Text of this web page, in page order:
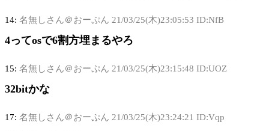
14: 名無しさん＠おーぷん 21/03/25(木)23:05:53 ID:NfB
4ってosで6割方埋まるやろ
15: 名無しさん＠おーぷん 21/03/25(木)23:15:48 ID:UOZ
32bitかな
17: 名無しさん＠おーぷん 21/03/25(木)23:24:21 ID:Vqp